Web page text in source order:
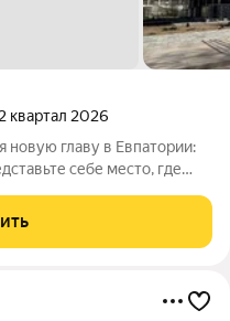
квартал 2026
главу в Евпатории:
себе место, где
не просто